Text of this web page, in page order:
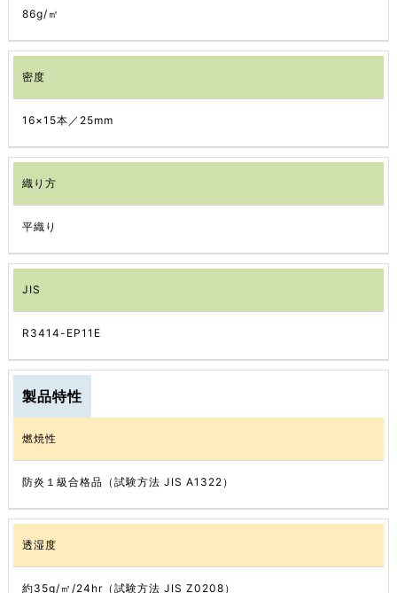
86g/㎡
密度
16×15本／25mm
織り方
平織り
JIS
R3414-EP11E
製品特性
燃焼性
防炎１級合格品（試験方法 JIS A1322）
透湿度
約35g/㎡/24hr（試験方法 JIS Z0208）